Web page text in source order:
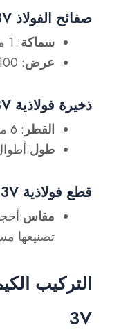
صفائح الفولاذ CPM 3V
سماكة: 1 مم إلى 10 مم
عرض: 100 ملم إلى 1200 ملم
ذخيرة فولاذية CPM 3V
القطر: 6 ملم إلى 300 ملم
طول
قطع فولاذية CPM 3V
مقاس
تصنيعها
3V